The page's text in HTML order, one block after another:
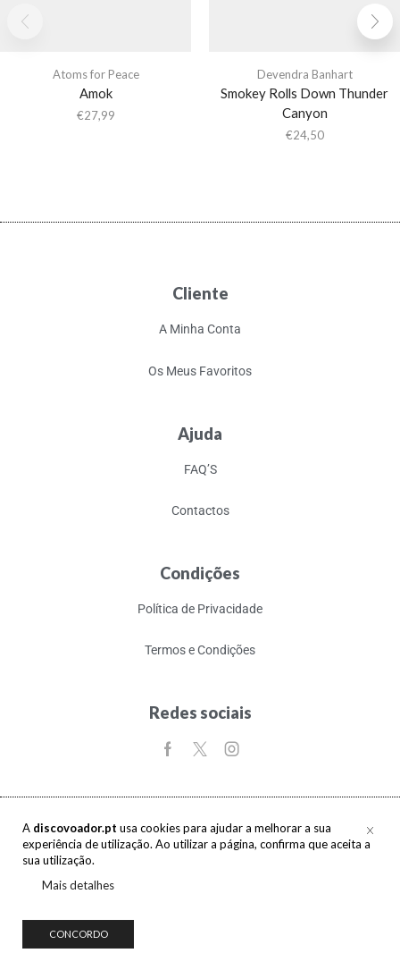
Atoms for Peace
Amok
€27,99
Devendra Banhart
Smokey Rolls Down Thunder
Canyon
€24,50
A discovoador.pt usa cookies para ajudar a melhorar a sua
experiência de utilização. Ao utilizar a página, confirma que aceita a
sua utilização.
Mais detalhes
CONCORDO
Cliente
A Minha Conta
Os Meus Favoritos
Ajuda
FAQ’S
Contactos
Condições
Política de Privacidade
Termos e Condições
Redes sociais
Copyright © 2017-2026 discovoador. Todos os direitos reservados.